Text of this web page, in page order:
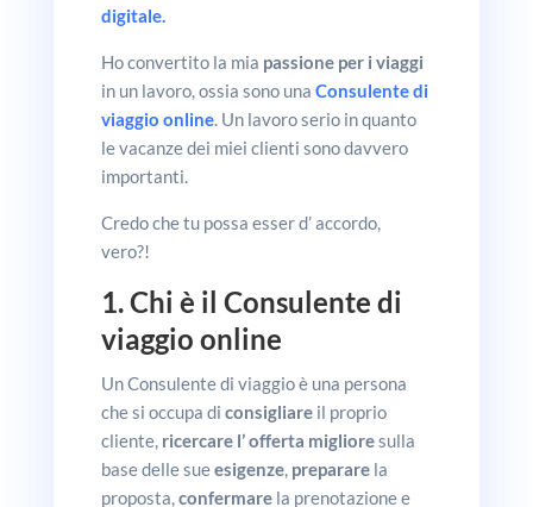
digitale.
Ho convertito la mia passione per i viaggi
in un lavoro, ossia sono una Consulente di
viaggio online. Un lavoro serio in quanto
le vacanze dei miei clienti sono davvero
importanti.
Credo che tu possa esser d’ accordo,
vero?!
1. Chi è il Consulente di
viaggio online
Un Consulente di viaggio è una persona
che si occupa di consigliare il proprio
cliente, ricercare l’ offerta miglioresulla
base delle sueesigenze,prepararela
proposta,confermarela prenotazione e